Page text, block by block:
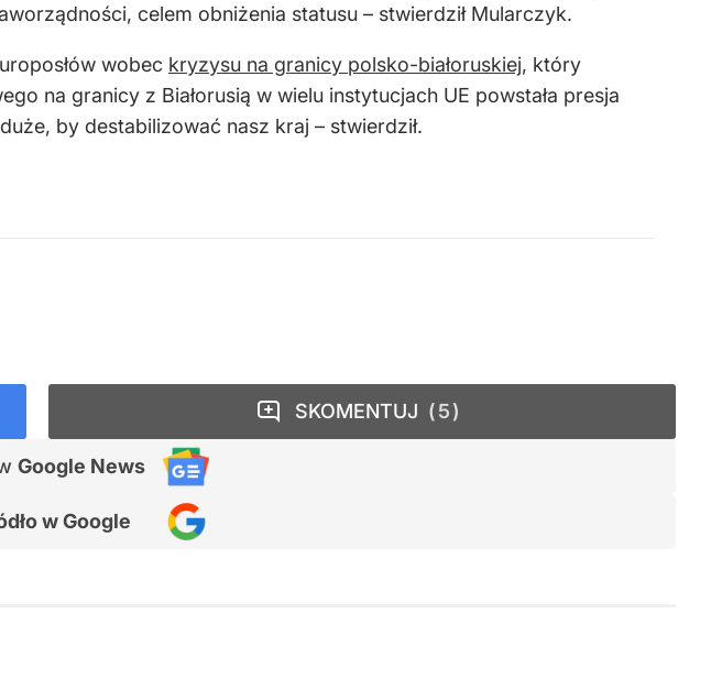
celem obniżenia statusu – stwierdził Mularczyk.
wobec kryzysu na granicy polsko-białoruskiej, który
na granicy z Białorusią w wielu instytucjach UE powstała presja
by destabilizować nasz kraj – stwierdził.
Google News
w Google
SKOMENTUJ 5